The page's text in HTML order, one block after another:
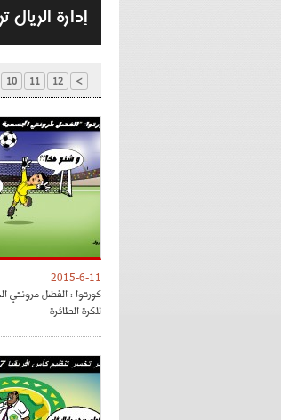
إدارة
10 11 12 >
2015-6-11
كورتوا : الفضل مرونتي
للكرة الطائرة